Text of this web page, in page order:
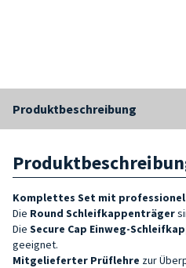
Produktbeschreibung
Komplettes Set mit
Die Round Schleifkappenträger
Die Secure Cap Einweg-
geeignet.
Mitgelieferter Prüflehre zur